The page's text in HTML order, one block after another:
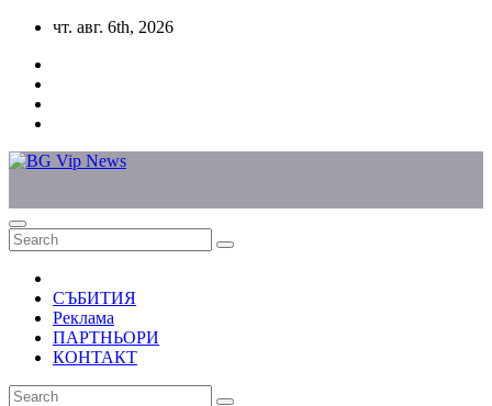
Skip
content
чт. авг. 6th, 2026
СЪБИТИЯ
Реклама
ПАРТНЬОРИ
КОНТАКТ